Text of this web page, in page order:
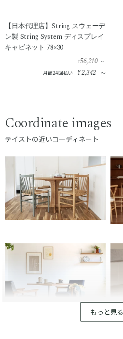
【日本代理店】String スウェーデ
ン製 String System ディスプレイ
キャビネット 78×30
¥56,210 ～
月額24回払い ¥2,342 ～
Coordinate images
テイストの近いコーディネート
もっと見る